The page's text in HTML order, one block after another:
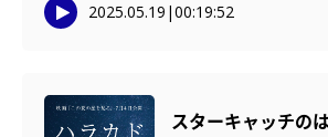
2025.05.19 |00:19:52
スターキャッチの